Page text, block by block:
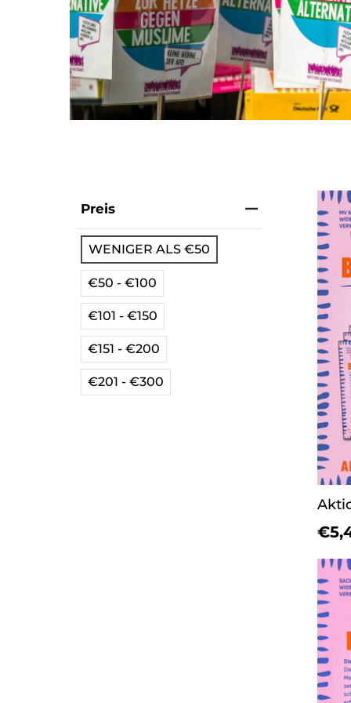
Preis
WENIGER ALS €50
€50 - €100
€101 - €150
€151 - €200
€201 - €300